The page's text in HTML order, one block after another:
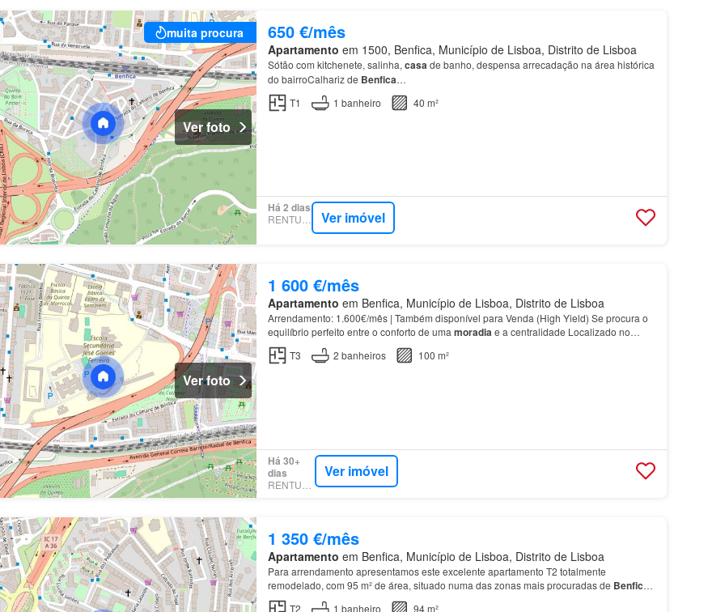
muita procura
Ver foto
650 €/mês
Apartamento em 1500, Benfica, Município de Lisboa, Distrito de Lisboa
Sótão com kitchenete, salinha, casade banho, despensa arrecadação na área histórica
do bairroCalhariz de Benfica…
T1
1 banheiro 40 m²
Há 2 dias
Ver imóvel
Ver foto
1 600 €/mês
Apartamento em Benfica, Município de Lisboa, Distrito de Lisboa
Arrendamento: 1.600€/mês | Também disponível para Venda (High Yield) Se procura o
equilíbrio perfeito entre o conforto de uma moradiae a centralidade Localizado no
coração de
Benfica (Calhariz), junto ao Califa e ao Institut…
T3 2 banheiros 100 m²
Há 30+
dias
Ver imóvel
1 350 €/mês
Apartamento em Benfica, Município de Lisboa, Distrito de Lisboa
Para arrendamento apresentamos este excelente apartamento T2 totalmente
remodelado, com 95 m² de área, situado numa das zonas mais procuradas de Benfica
Toda a casa
T2 1 banheiro
94 m²